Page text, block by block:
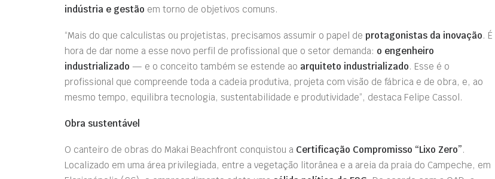
indústria e gestão em torno de objetivos comuns.
“Mais do que calculistas ou projetistas, precisamos assumir o papel de protagonistas da inovação. É
hora de dar nome a esse novo perfil de profissional que o setor demanda: o engenheiro
industrializado — e o conceito também se estende ao arquiteto industrializado. Esse é o
profissional que compreende toda a cadeia produtiva, projeta com visão de fábrica e de obra, e, ao
mesmo tempo, equilibra tecnologia, sustentabilidade e produtividade”, destaca Felipe Cassol.
Obra sustentável
O canteiro de obras do Makai Beachfront conquistou a Certificação Compromisso “Lixo Zero”.
Localizado em uma área privilegiada, entre a vegetação litorânea e a areia da praia do Campeche, em